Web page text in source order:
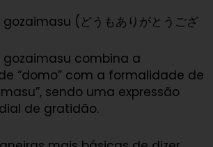
(どうもありがとうござ
combina a
“domo” com a formalidade de
sendo uma expressão
de gratidão.